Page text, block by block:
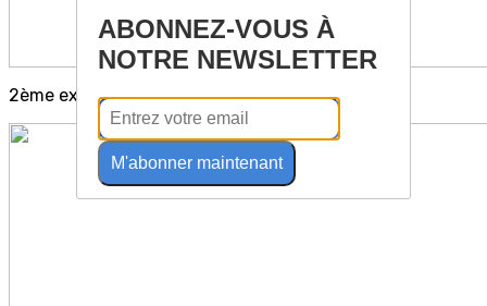
2ème exemple
ABONNEZ-VOUS À
NOTRE NEWSLETTER
M'abonner maintenant